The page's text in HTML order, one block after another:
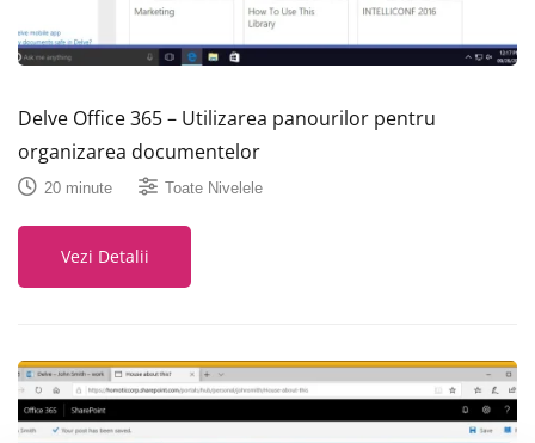
Delve Office 365 – Utilizarea panourilor pentru
organizarea documentelor
20 minute Toate Nivelele
Vezi Detalii